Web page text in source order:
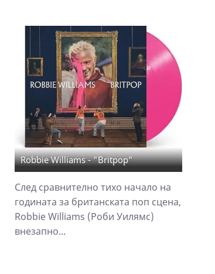
Robbie Williams - "Britpop"
След сравнително тихо начало на
годината за британската поп сцена,
Robbie Williams (Роби Уилямс)
внезапно...